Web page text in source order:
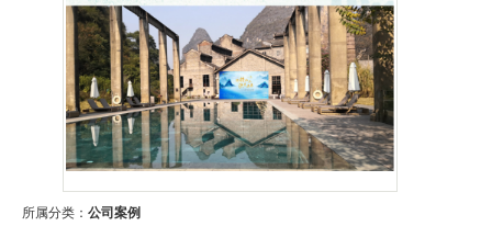
所属分类： 公司案例